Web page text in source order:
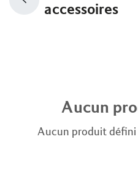
accessoires
Aucun
Aucun produit défini